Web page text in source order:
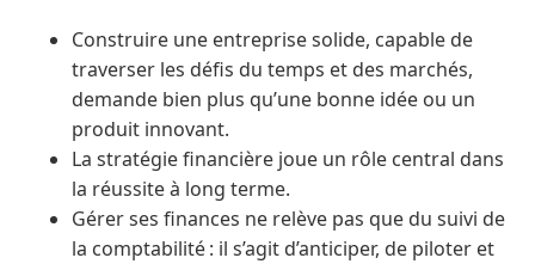
Construire une entreprise solide, capable de
traverser les défis du temps et des marchés,
demande bien plus qu’une bonne idée ou un
produit innovant.
La stratégie financière joue un rôle central dans
la réussite à long terme.
Gérer ses finances ne relève pas que du suivi de
la comptabilité : il s’agit d’anticiper, de piloter et